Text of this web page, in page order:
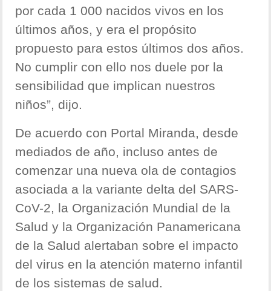
por cada 1 000 nacidos vivos en los
últimos años, y era el propósito
propuesto para estos últimos dos años.
No cumplir con ello nos duele por la
sensibilidad que implican nuestros
niños”, dijo.
De acuerdo con Portal Miranda, desde
mediados de año, incluso antes de
comenzar una nueva ola de contagios
asociada a la variante delta del SARS-
CoV-2, la Organización Mundial de la
Salud y la Organización Panamericana
de la Salud alertaban sobre el impacto
del virus en la atención materno infantil
de los sistemas de salud.